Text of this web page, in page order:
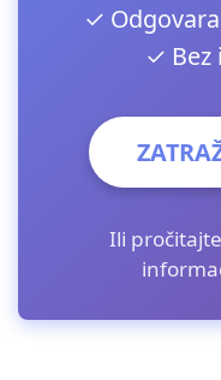
✓
✓ Bez
Ili pročitajte